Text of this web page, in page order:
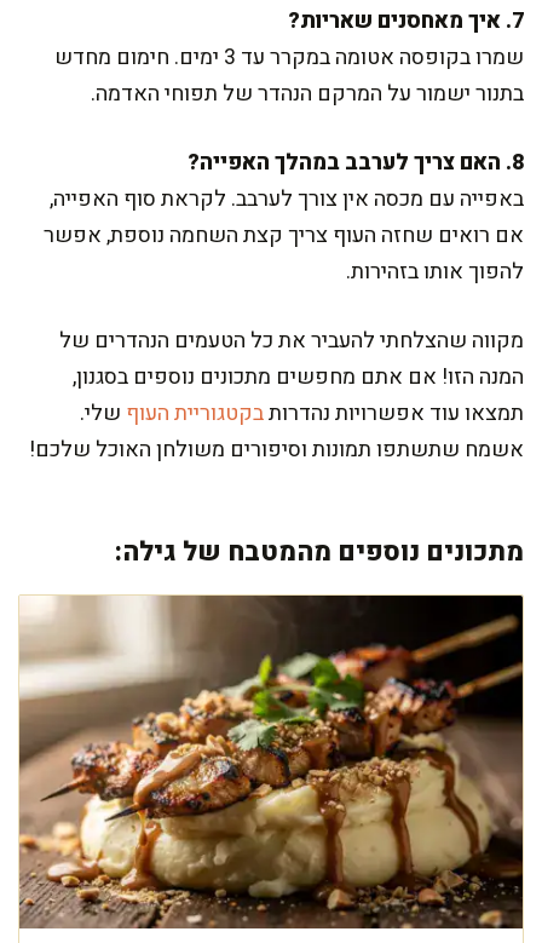
7. איך מאחסנים שאריות?
שמרו בקופסה אטומה במקרר עד 3 ימים. חימום מחדש
בתנור ישמור על המרקם הנהדר של תפוחי האדמה.
8. האם צריך לערבב במהלך האפייה?
באפייה עם מכסה אין צורך לערבב. לקראת סוף האפייה,
אם רואים שחזה העוף צריך קצת השחמה נוספת, אפשר
להפוך אותו בזהירות.
מקווה שהצלחתי להעביר את כל הטעמים הנהדרים של
המנה הזו! אם אתם מחפשים מתכונים נוספים בסגנון,
תמצאו עוד אפשרויות נהדרותבקטגוריית העוף שלי.
אשמח שתשתפו תמונות וסיפורים משולחן האוכל שלכם!
מתכונים נוספים מהמטבח של גילה: